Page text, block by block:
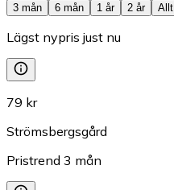
3 mån
6 mån 1 år 2 år Allt
Lägst nypris just nu
79 kr
Strömsbergsgård
Pristrend 3 mån